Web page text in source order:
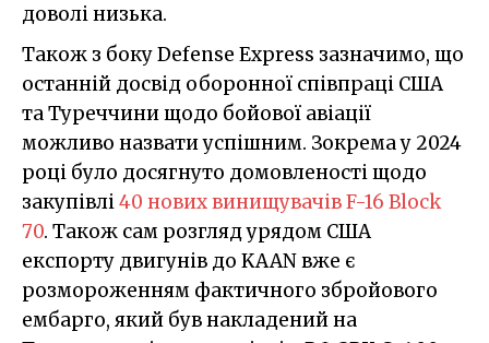
доволі низька.
Також з боку Defense Express зазначимо, що
останній досвід оборонної співпраці США
та Туреччини щодо бойової авіації
можливо назвати успішним. Зокрема у 2024
році було досягнуто домовленості щодо
закупівлі40 нових винищувачів F-16 Block
70. Також сам розгляд урядом США
експорту двигунів до KAAN вже є
розмороженням фактичного збройового
ембарго, який був накладений на